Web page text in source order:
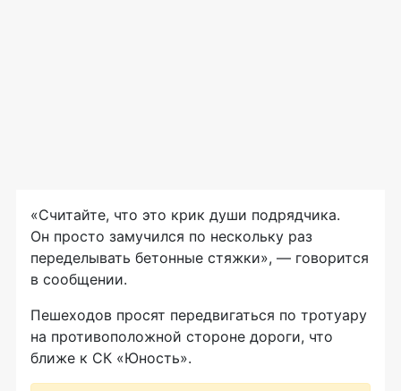
«Считайте, что это крик души подрядчика.
Он просто замучился по нескольку раз
переделывать бетонные стяжки», — говорится
в сообщении.
Пешеходов просят передвигаться по тротуару
на противоположной стороне дороги, что
ближе к СК «Юность».